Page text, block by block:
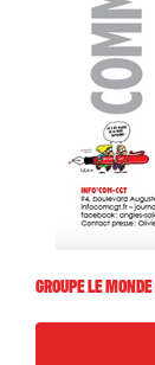
GROUPE LE